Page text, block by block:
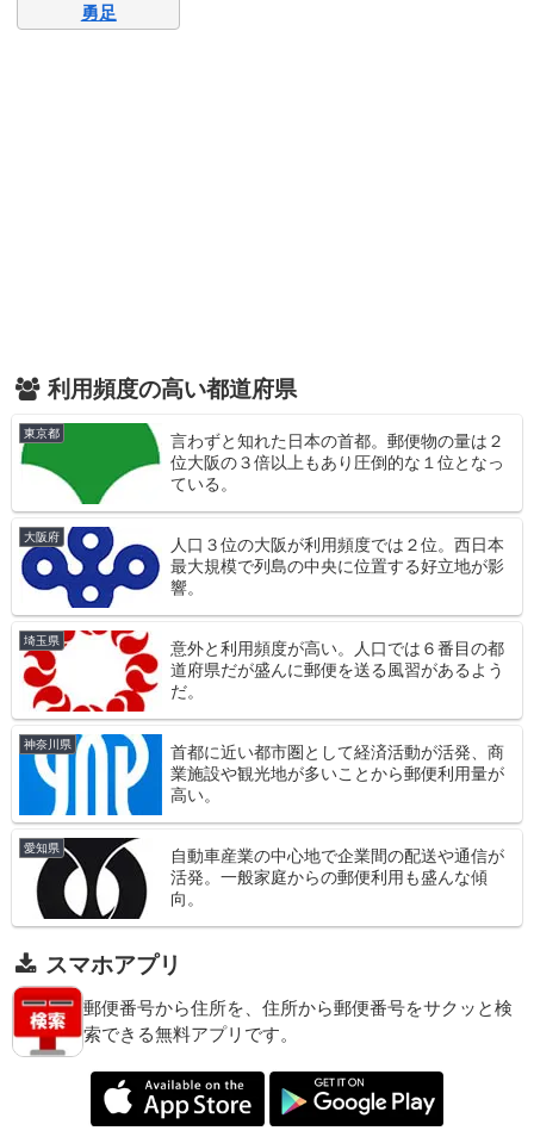
勇足
利用頻度の高い都道府県
東京都
言わずと知れた日本の首都。郵便物の量は２
位大阪の３倍以上もあり圧倒的な１位となっ
ている。
大阪府
人口３位の大阪が利用頻度では２位。西日本
最大規模で列島の中央に位置する好立地が影
響。
埼玉県
意外と利用頻度が高い。人口では６番目の都
道府県だが盛んに郵便を送る風習があるよう
だ。
神奈川県
首都に近い都市圏として経済活動が活発、商
業施設や観光地が多いことから郵便利用量が
高い。
愛知県
自動車産業の中心地で企業間の配送や通信が
活発。一般家庭からの郵便利用も盛んな傾
向。
スマホアプリ
郵便番号から住所を、住所から郵便番号をサクッと検
索できる無料アプリです。